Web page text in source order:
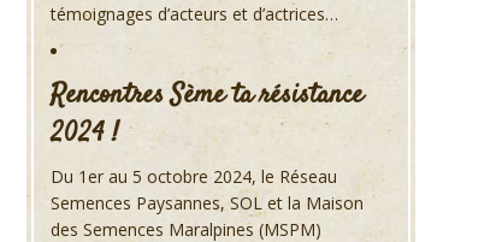
témoignages d’acteurs et d’actrices…
Rencontres Sème ta résistance
2024 !
Du 1er au 5 octobre 2024, le Réseau
Semences Paysannes, SOL et la Maison
des Semences Maralpines (MSPM)